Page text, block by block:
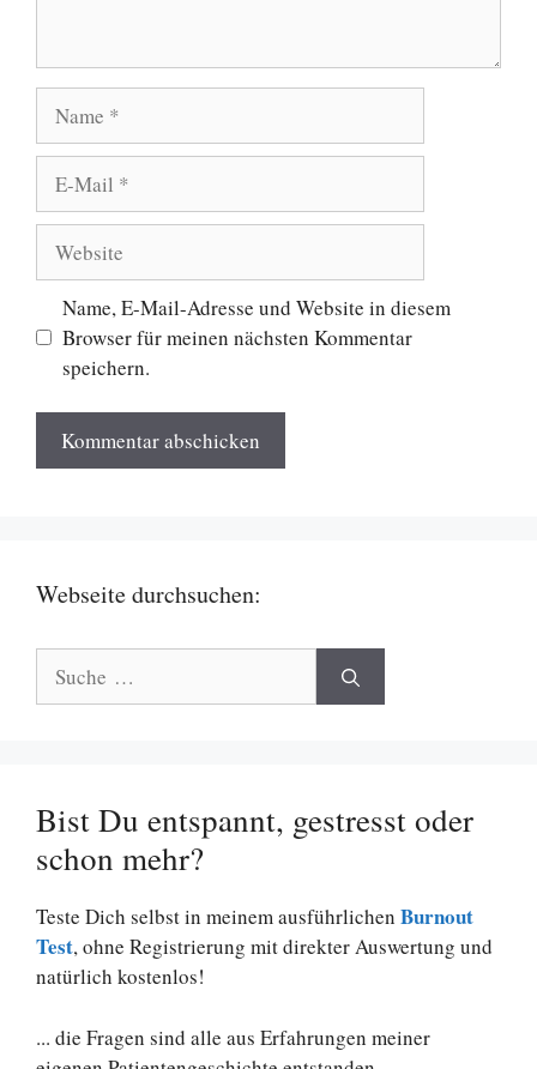
Mail
Name, E-Mail-Adresse und Website in diesem
Browser für meinen nächsten Kommentar
speichern.
Webseite durchsuchen:
nach:
Bist Du entspannt, gestresst oder
schon mehr?
Teste Dich selbst in meinem ausführlichen Burnout
Test, ohne Registrierung mit direkter Auswertung und
natürlich kostenlos!
... die Fragen sind alle aus Erfahrungen meiner